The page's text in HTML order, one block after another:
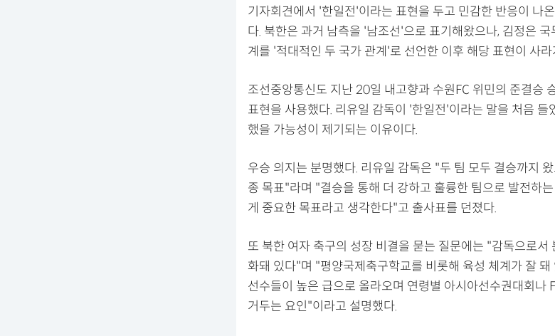
기자회견에서 '한일전'이라는 표현을 두고 민감한 반응이 나
다. 북한은 과거 남측을 '남조선'으로 표기해왔으나, 김정은
계를 '적대적인 두 국가 관계'로 선언한 이후 해당 표현이 사
조선중앙통신도 지난 20일 내고향과 수원FC 위민의 준결승
표현을 사용했다. 리유일 감독이 '한일전'이라는 말을 처음 들
했을 가능성이 제기되는 이유이다.
우승 의지는 분명했다. 리유일 감독은 "두 팀 모두 결승까지
종 목표"라며 "결승을 통해 더 강하고 훌륭한 팀으로 발전하
게 중요한 목표라고 생각한다"고 출사표를 던졌다.
또 북한 여자 축구의 성장 비결을 묻는 질문에는 "감독으로서
화돼 있다"며 "평양국제축구학교를 비롯해 육성 체계가 잘
선수들이 높은 급으로 올라오며 연령별 아시아선수권대회나
거두는 요인"이라고 설명했다.